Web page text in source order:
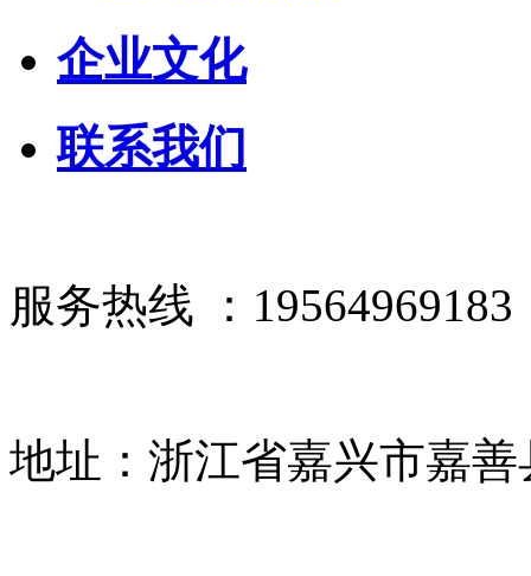
企业文化
联系我们
服务热线 ：19564969183
地址：浙江省嘉兴市嘉